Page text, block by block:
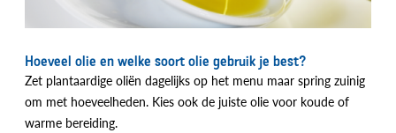
Hoeveel olie en welke soort olie gebruik je best?
Zet plantaardige oliën dagelijks op het menu maar spring zuinig
om met hoeveelheden. Kies ook de juiste olie voor koude of
warme bereiding.